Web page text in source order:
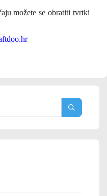
možete se obratiti tvrtki